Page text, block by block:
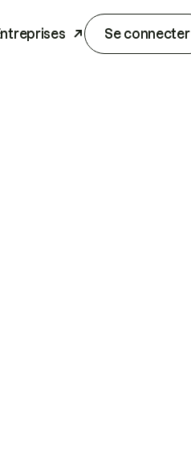
Se connecter